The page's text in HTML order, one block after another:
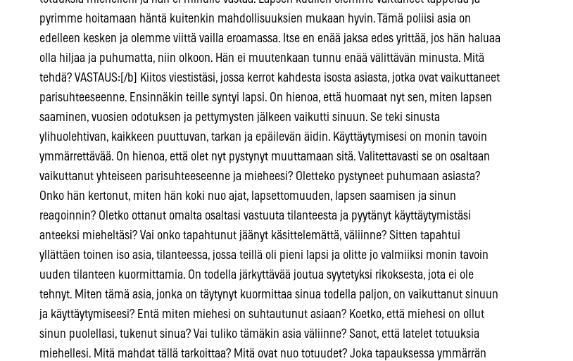
pyrimme hoitamaan häntä kuitenkin mahdollisuuksien mukaan hyvin. Tämä poliisi asia on
edelleen kesken ja olemme viittä vailla eroamassa. Itse en enää jaksa edes yrittää, jos hän haluaa
olla hiljaa ja puhumatta, niin olkoon. Hän ei muutenkaan tunnu enää välittävän minusta. Mitä
tehdä? VASTAUS:[/b] Kiitos viestistäsi, jossa kerrot kahdesta isosta asiasta, jotka ovat vaikuttaneet
parisuhteeseenne. Ensinnäkin teille syntyi lapsi. On hienoa, että huomaat nyt sen, miten lapsen
saaminen, vuosien odotuksen ja pettymysten jälkeen vaikutti sinuun. Se teki sinusta
ylihuolehtivan, kaikkeen puuttuvan, tarkan ja epäilevän äidin. Käyttäytymisesi on monin tavoin
ymmärrettävää. On hienoa, että olet nyt pystynyt muuttamaan sitä. Valitettavasti se on osaltaan
vaikuttanut yhteiseen parisuhteeseenne ja mieheesi? Oletteko pystyneet puhumaan asiasta?
Onko hän kertonut, miten hän koki nuo ajat, lapsettomuuden, lapsen saamisen ja sinun
reagoinnin? Oletko ottanut omalta osaltasi vastuuta tilanteesta ja pyytänyt käyttäytymistäsi
anteeksi mieheltäsi? Vai onko tapahtunut jäänyt käsittelemättä, väliinne? Sitten tapahtui
yllättäen toinen iso asia, tilanteessa, jossa teillä oli pieni lapsi ja olitte jo valmiiksi monin tavoin
uuden tilanteen kuormittamia. On todella järkyttävää joutua syytetyksi rikoksesta, jota ei ole
tehnyt. Miten tämä asia, jonka on täytynyt kuormittaa sinua todella paljon, on vaikuttanut sinuun
ja käyttäytymiseesi? Entä miten miehesi on suhtautunut asiaan? Koetko, että miehesi on ollut
sinun puolellasi, tukenut sinua? Vai tuliko tämäkin asia väliinne? Sanot, että latelet totuuksia
miehellesi. Mitä mahdat tällä tarkoittaa? Mitä ovat nuo totuudet? Joka tapauksessa ymmärrän